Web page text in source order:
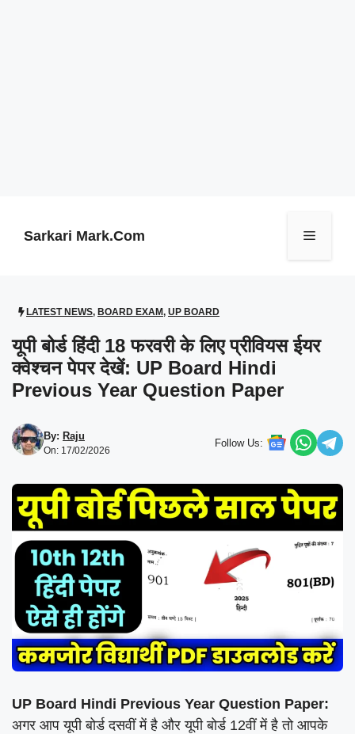
Sarkari Mark.Com Menu
LATEST NEWS, BOARD EXAM, UP BOARD
यूपी बोर्ड हिंदी 18 फरवरी के लिए प्रीवियस ईयर
क्वेश्चन पेपर देखें: UP Board Hindi
Previous Year Question Paper
By: Raju
On: 17/02/2026
Follow Us:
UP Board Hindi Previous Year Question Paper:
अगर आप यूपी बोर्ड दसवीं में है और यूपी बोर्ड 12वीं में है तो आपके